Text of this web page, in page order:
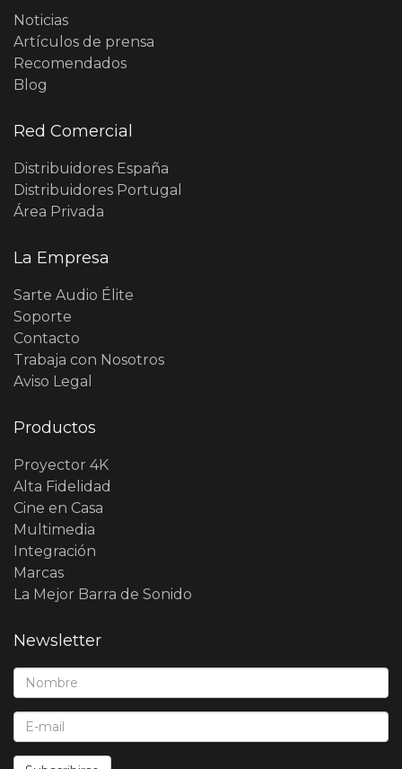
Noticias
Artículos de prensa
Recomendados
Blog
Red Comercial
Distribuidores España
Distribuidores Portugal
Área Privada
La Empresa
Sarte Audio Élite
Soporte
Contacto
Trabaja con Nosotros
Aviso Legal
Productos
Proyector 4K
Alta Fidelidad
Cine en Casa
Multimedia
Integración
Marcas
La Mejor Barra de Sonido
Newsletter
Nombre*:
E-Mail*: